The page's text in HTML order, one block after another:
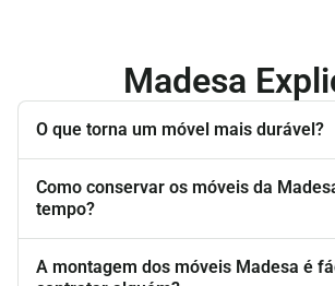
Madesa
O que torna um móvel mais durável?
Como conservar os móveis da
tempo?
A montagem dos móveis Madesa é